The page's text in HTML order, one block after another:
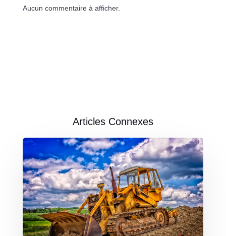
Aucun commentaire à afficher.
Articles Connexes